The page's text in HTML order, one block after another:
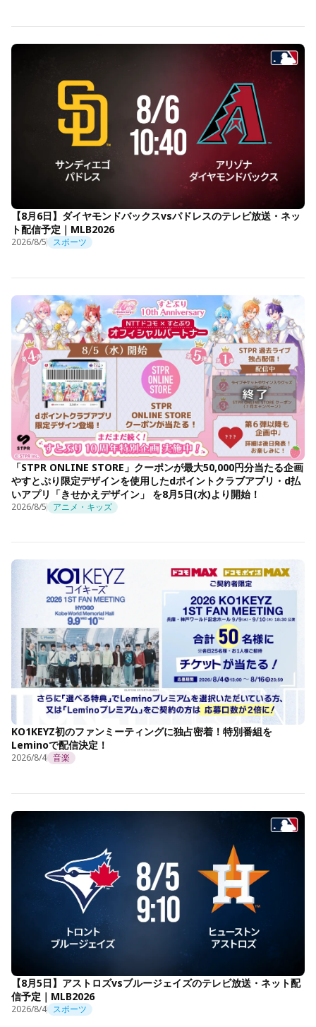
【8月6日】ダイヤモンドバックスvsパドレスのテレビ放送・ネッ
ト配信予定｜MLB2026
2026/8/5 スポーツ
「STPR ONLINE STORE」クーポンが最大50,000円分当たる企画
やすとぷり限定デザインを使用したdポイントクラブアプリ・d払
いアプリ「きせかえデザイン」 を8月5日(水)より開始！
2026/8/5 アニメ・キッズ
KO1KEYZ初のファンミーティングに独占密着！特別番組を
Leminoで配信決定！
2026/8/4 音楽
【8月5日】アストロズvsブルージェイズのテレビ放送・ネット配
信予定｜MLB2026
2026/8/4 スポーツ